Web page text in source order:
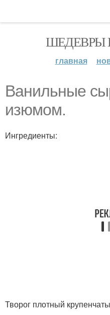
ШЕДЕВРЫ
главная
Ванильные
изюмом.
Ингредиенты:
Творог плотный